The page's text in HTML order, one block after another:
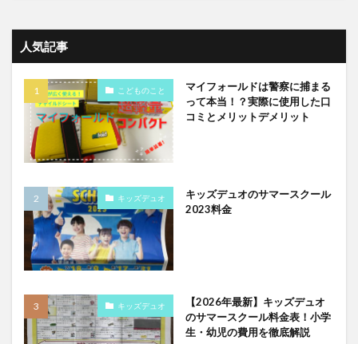
人気記事
こどものこと
マイフォールドは警察に捕まる
って本当！？実際に使用した口
コミとメリットデメリット
キッズデュオ
キッズデュオのサマースクール
2023料金
キッズデュオ
【2026年最新】キッズデュオ
のサマースクール料金表！小学
生・幼児の費用を徹底解説